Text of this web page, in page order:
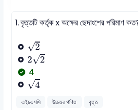
1.বৃত্তটি কর্তৃক x অক্ষের ছেদাংশের পরিমাণ
√2
2√2
2 2
4
√4
4
এইচএসসি উচ্চতর গণিত বৃত্ত